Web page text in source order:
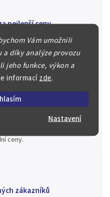
Vám umožnili
díky analýze provozu
jeho funkce, výkon a
informacízde.
Nastavení
nejlepší ceny
se Vám bude plně věnovat.
materiálu, prodáme v naší
kam investovat.
již od roku 2000
prodali významné sbírky i
ceny.
zákazníků